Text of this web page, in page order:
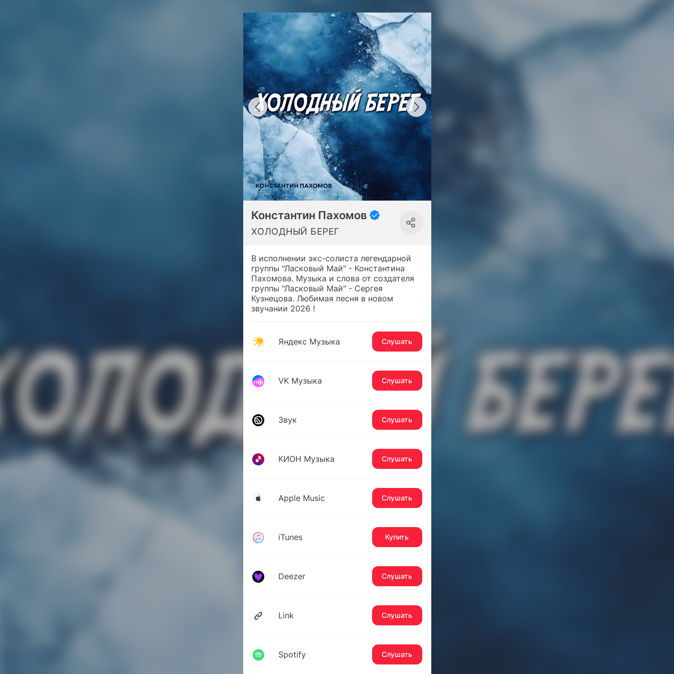
Константин Пахомов
ХОЛОДНЫЙ БЕРЕГ
В исполнении экс-солиста легендарной
группы "Ласковый Май" - Константина
Пахомова. Музыка и слова от создателя
группы "Ласковый Май" - Сергея
Кузнецова. Любимая песня в новом
звучании 2026 !
Яндекс Музыка Слушать
VK Музыка Слушать
Звук Слушать
КИОН Музыка Слушать
Apple Music Слушать
iTunes Купить
Deezer Слушать
Link Слушать
Spotify Слушать